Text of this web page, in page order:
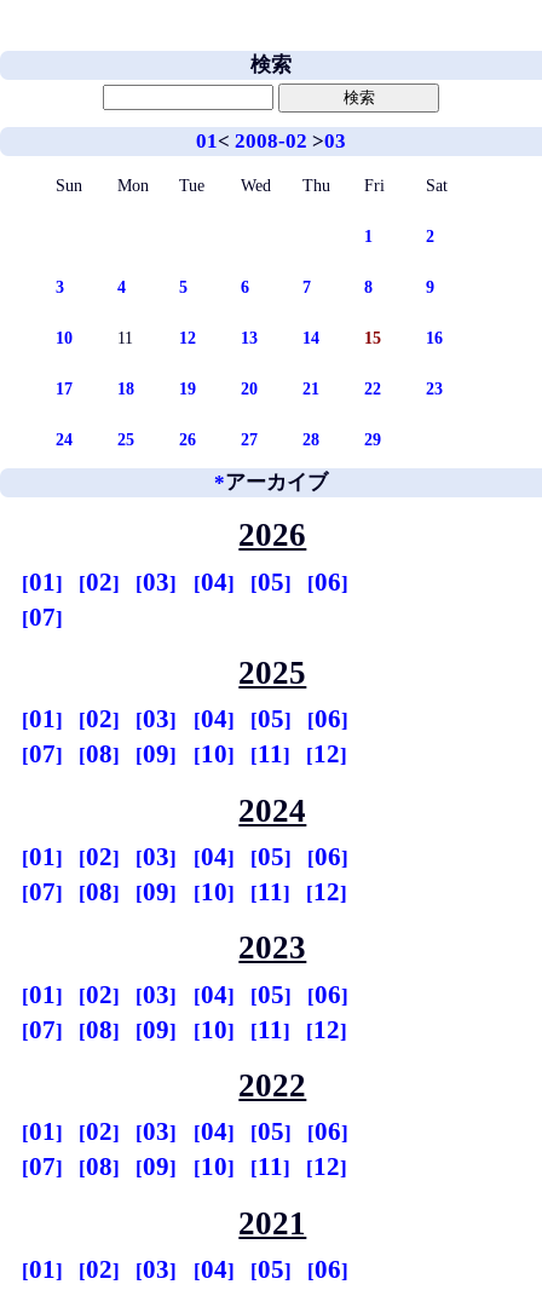
検索
01< 2008-02 >03
Sun Mon Tue Wed Thu Fri Sat
1 2
3 4 5 6 7 8 9
10 11 12 13 14 15 16
17 18 19 20 21 22 23
24 25 26 27 28 29
*アーカイブ
2026
01 02 03 04 05
06
07
2025
01 02 03 04 05
06
07
08 09 10 11 12
2024
01 02 03 04 05
06
07
08 09 10 11 12
2023
01 02 03 04 05
06
07
08 09 10 11 12
2022
01 02 03 04 05
06
07
08 09 10 11 12
2021
01 02 03 04 05
06